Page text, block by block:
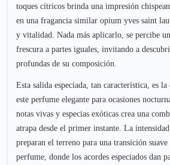
toques cítricos brinda una impresión
en una fragancia similar opium yves saint
y vitalidad. Nada más aplicarlo, se percibe
frescura a partes iguales, invitando a
profundas de su composición.
Esta salida especiada, tan característica, es
este perfume elegante para ocasiones
notas vivas y especias exóticas crea una
atrapa desde el primer instante. La
preparan el terreno para una transición
perfume, donde los acordes especiados dan